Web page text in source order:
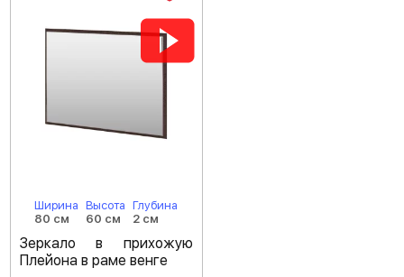
Ширина
80 см
Высота
60 см
Глубина
2 см
Зеркало в прихожую
Плейона в раме венге